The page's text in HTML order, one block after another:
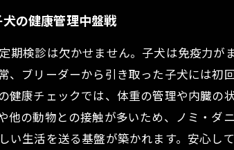
の健康管理中盤戦
期検診は欠かせません。子犬は免疫力
、ブリーダーから引き取った子犬には初
康チェックでは、体重の管理や内臓の
他の動物との接触が多いため、ノミ・ダ
い生活を送る基盤が築かれます。安心し